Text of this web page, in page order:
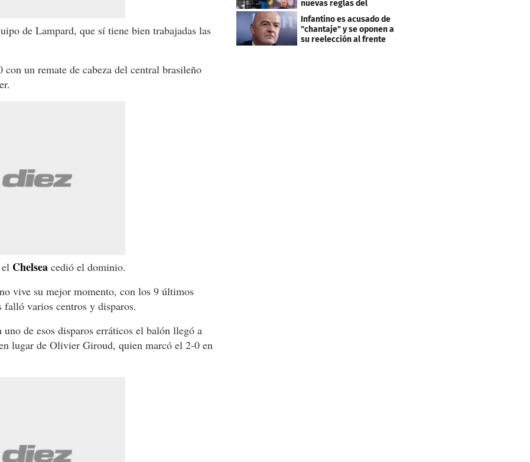
de Lampard, que sí tiene bien trabajadas las
un remate de cabeza del central brasileño
Chelsea cedió el dominio.
vive su mejor momento, con los 9 últimos
falló varios centros y disparos.
de esos disparos erráticos el balón llegó a
lugar de Olivier Giroud, quien marcó el 2-0 en
nuevas reglas del
arbitraje en LaLiga
Infantino es acusado de
"chantaje" y se oponen a
su reelección al frente